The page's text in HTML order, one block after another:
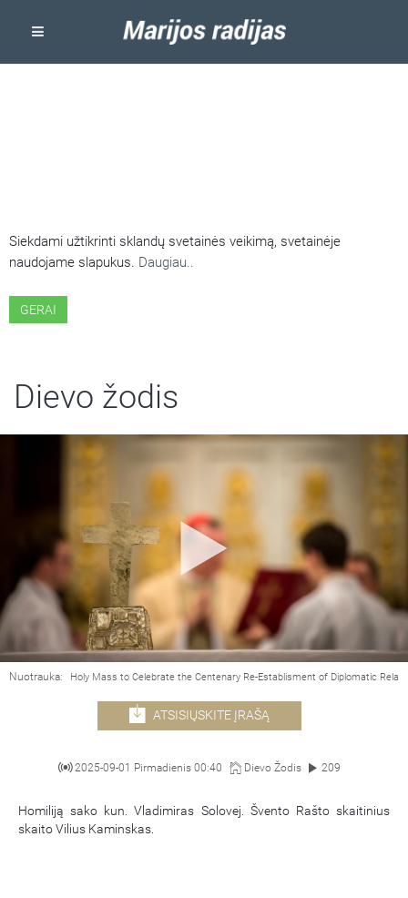
Siekdami užtikrinti sklandų svetainės veikimą, svetainėje
naudojame slapukus. Daugiau..
GERAI
Dievo žodis
Nuotrauka: Holy Mass to Celebrate the Centenary Re-Establisment of Diplomatic
ATSISIŲSKITE ĮRAŠĄ
2025-09-01 Pirmadienis 00:40 Dievo Žodis 209
Homiliją sako kun. Vladimiras Solovej. Švento Rašto skaitinius
skaito Vilius Kaminskas.